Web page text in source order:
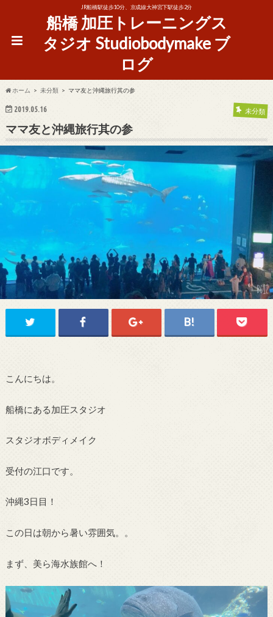
JR船橋駅徒歩10分、京成線大神宮下駅徒歩2分
船橋 加圧トレーニングス
タジオ Studiobodymake ブ
ログ
ホーム 未分類 ママ友と沖縄旅行其の参
2019.05.16 未分類
ママ友と沖縄旅行其の参
こんにちは。
船橋にある加圧スタジオ
スタジオボディメイク
受付の江口です。
沖縄3日目！
この日は朝から暑い雰囲気。。
まず、美ら海水族館へ！